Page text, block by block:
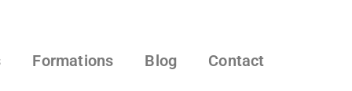
Formations Blog Contact